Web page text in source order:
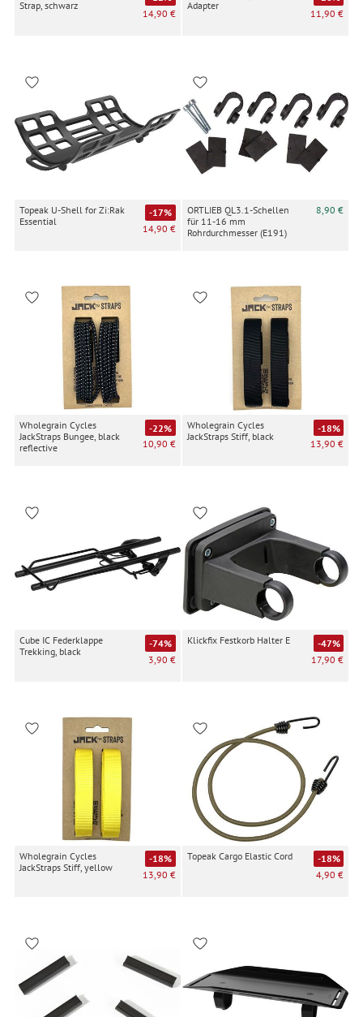
Strap, schwarz
14,90 €
Adapter
11,90 €
Topeak U-Shell for Zi:Rak
Essential
-17%
14,90 €
ORTLIEB QL3.1-Schellen
für 11-16 mm
Rohrdurchmesser (E191)
8,90 €
Wholegrain Cycles
JackStraps Bungee, black
reflective
-22%
10,90 €
Wholegrain Cycles
JackStraps Stiff, black
-18%
13,90 €
Cube IC Federklappe
Trekking, black
-74%
3,90 €
Klickfix Festkorb Halter E
-47%
17,90 €
Wholegrain Cycles
JackStraps Stiff, yellow
-18%
13,90 €
Topeak Cargo Elastic Cord
-18%
4,90 €